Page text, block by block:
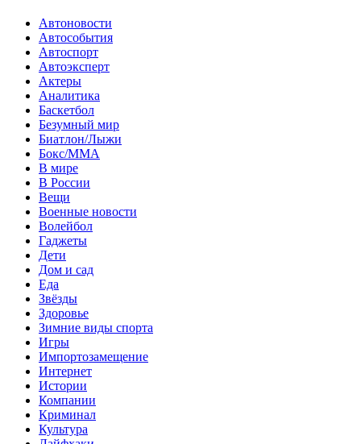
Автоновости
Автособытия
Автоспорт
Автоэксперт
Актеры
Аналитика
Баскетбол
Безумный мир
Биатлон/Лыжи
Бокс/MMA
В мире
В России
Вещи
Военные новости
Волейбол
Гаджеты
Дети
Дом и сад
Еда
Звёзды
Здоровье
Зимние виды спорта
Игры
Импортозамещение
Интернет
Истории
Компании
Криминал
Культура